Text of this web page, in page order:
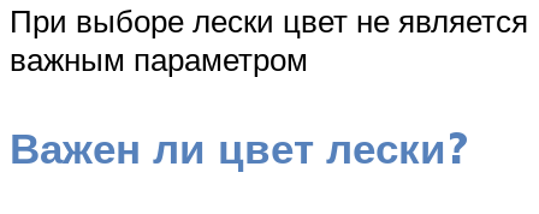
При выборе лески цвет не является
важным параметром
Важен ли цвет лески?